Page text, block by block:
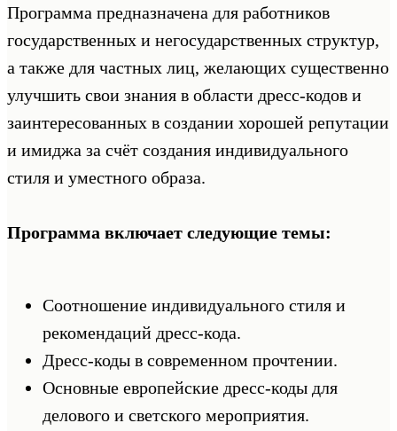
Программа предназначена для работников
государственных и негосударственных структур,
а также для частных лиц, желающих существенно
улучшить свои знания в области дресс-кодов и
заинтересованных в создании хорошей репутации
и имиджа за счёт создания индивидуального
стиля и уместного образа.
Программа включает следующие темы:
Соотношение индивидуального стиля и
рекомендаций дресс-кода.
Дресс-коды в современном прочтении.
Основные европейские дресс-коды для
делового и светского мероприятия.